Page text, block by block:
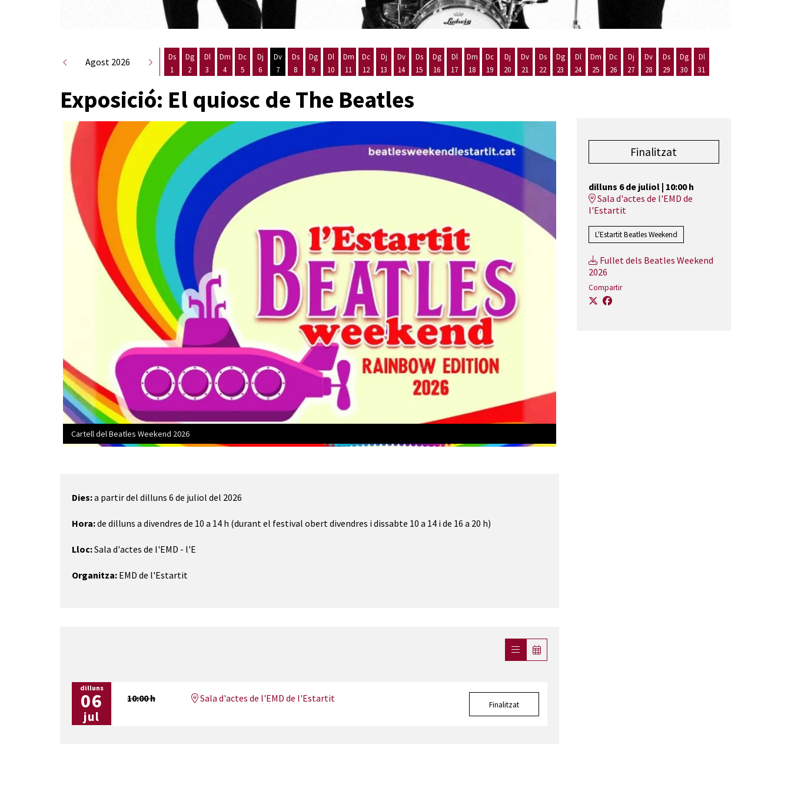
Agost 2026
Ds
1
Dg
2
Dl
3
Dm
4
Dc
5
Dj
6
Dv
7
Ds
8
Dg
9
Dl
10
Dm
11
Dc
12
Dj
13
Dv
14
Ds
15
Dg
16
Dl
17
Dm
18
Dc
19
Dj
20
Dv
21
Ds
22
Dg
23
Dl
24
Dm
25
Dc
26
Dj
27
Dv
28
Ds
29
Dg
30
Dl
31
Exposició: El quiosc de The Beatles
Cartell del Beatles Weekend 2026
Dies:a partir del dilluns 6 de juliol del 2026
Hora:de dilluns a divendres de 10 a 14 h (durant el festival obert divendres i dissabte 10 a 14 i de 16 a 20 h)
Lloc:Sala d'actes de l'EMD - l'E
Organitza: EMD de l'Estartit
dilluns
06
jul
10:00 h Sala d'actes de l'EMD de l'Estartit
Finalitzat
Finalitzat
dilluns 6 de juliol| 10:00 h
Sala d'actes de l'EMD de
l'Estartit
L'Estartit Beatles Weekend
Fullet dels Beatles Weekend
2026
Compartir